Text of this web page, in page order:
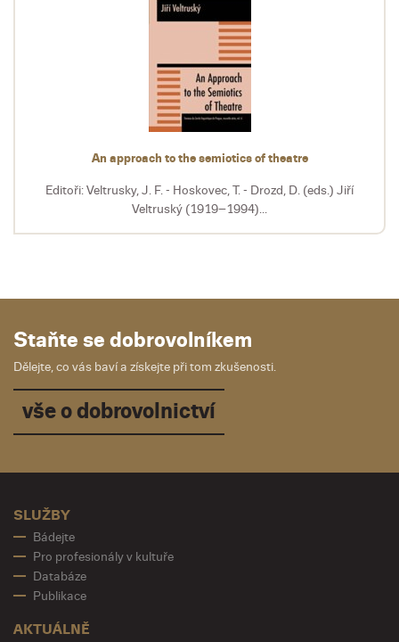
An approach to the semiotics of theatre
Editoři: Veltrusky, J. F. - Hoskovec, T. - Drozd, D. (eds.) Jiří
Veltruský (1919–1994)...
Staňte se dobrovolníkem
Dělejte, co vás baví a získejte při tom zkušenosti.
vše o dobrovolnictví
SLUŽBY
Bádejte
Pro profesionály v kultuře
Databáze
Publikace
AKTUÁLNĚ